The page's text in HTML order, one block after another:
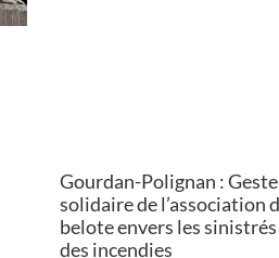
Gourdan-Polignan : Geste
solidaire de l’association
belote envers les sinistrés
des incendies